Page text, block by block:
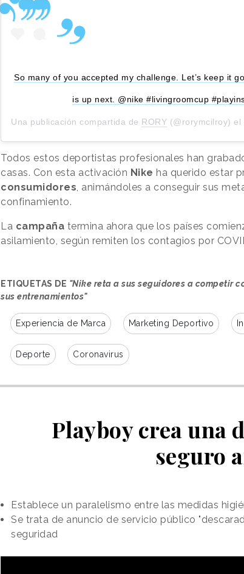
So many of you accepted my challenge. Let’s keep it
is up next. @nike #livingroomcup
Una publicación compartida de RORY (@rorymcilroy) el
Todos estos deportistas profesionales han
casas. Con esta activación Nike ha querido estar
consumidores, animándoles a conseguir sus
confinamiento.
La campaña termina ahora que los países
asilamiento, según remiten los contagios por
ETIQUETAS DE "Nike reta a sus seguidores a competir
sus entrenamientos"
Experiencia de Marca Marketing Deportivo
Deporte Coronavirus
Playboy crea una
seguro
Establece un paralelismo entre las medidas
Se trata de anuncio de servicio público
seguridad